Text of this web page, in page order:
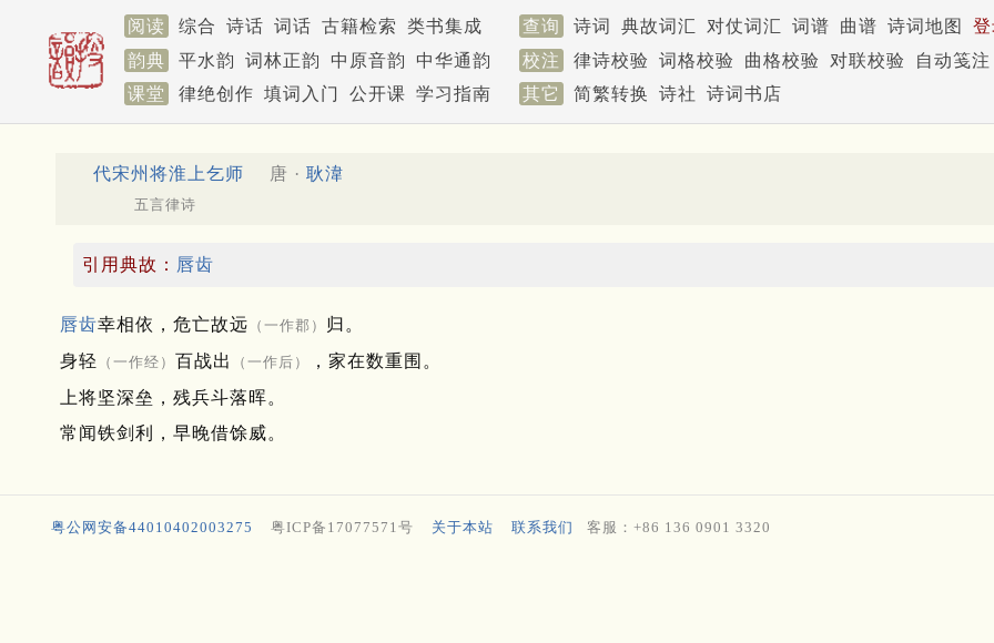
阅读 综合 诗话 词话 古籍检索 类书集成 查询 诗词 典故词汇 对仗词汇 词谱 曲谱 诗词地图
韵典
平水韵 词林正韵 中原音韵 中华通韵 校注 律诗校验 词格校验 曲格校验 对联校验
自动笺注
课堂
律绝创作 填词入门 公开课 学习指南 其它 简繁转换 诗社 诗词书店
代宋州将淮上乞师 唐 · 耿湋
五言律诗
引用典故： 唇齿
唇齿幸相依，危亡故远 （一作郡） 归。
身轻
（一作经） 百战出 （一作后）
，家在数重围。
上将坚深垒，残兵斗落晖。
常闻铁剑利，早晚借馀威。
粤公网安备44010402003275 粤ICP备17077571号 关于本站 联系我们 客服：+86 136 0901 3320